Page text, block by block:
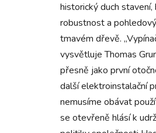
historický duch
robustnost a
tmavém dřevě.
vysvětluje Thomas
přesně jako první
další elektroinstalační
nemusíme obávat
se otevřeně hlásí k